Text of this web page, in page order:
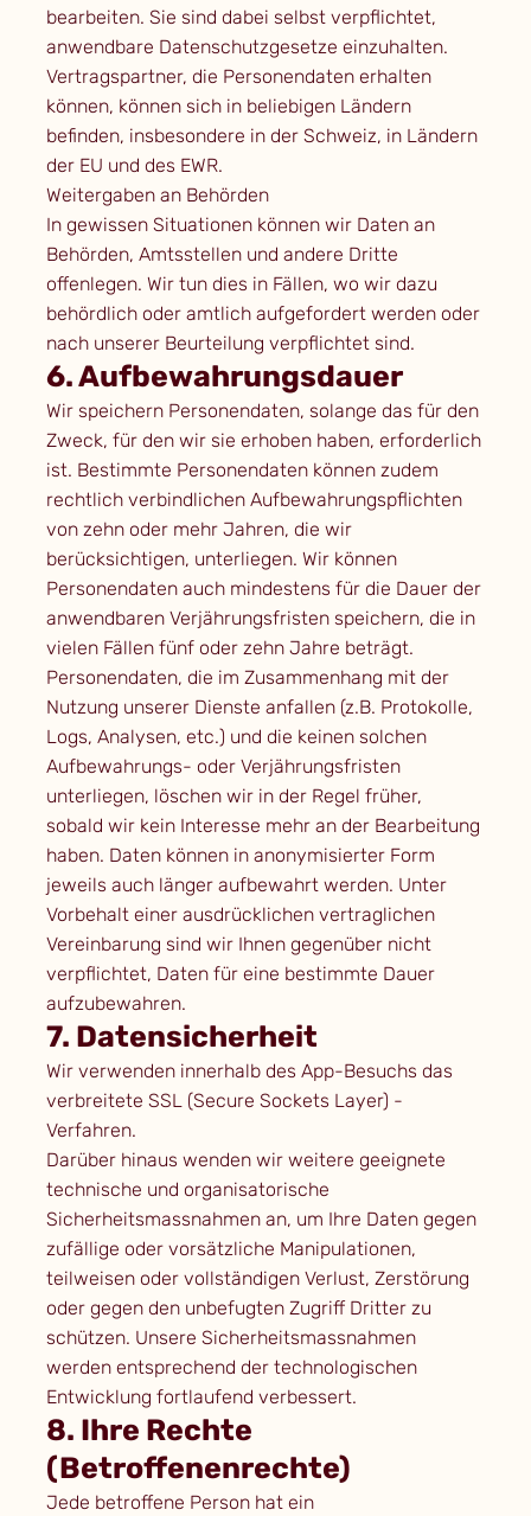
bearbeiten. Sie sind dabei selbst verpflichtet,
anwendbare Datenschutzgesetze einzuhalten.
Vertragspartner, die Personendaten erhalten
können, können sich in beliebigen Ländern
befinden, insbesondere in der Schweiz, in Ländern
der EU und des EWR.
Weitergaben an Behörden
In gewissen Situationen können wir Daten an
Behörden, Amtsstellen und andere Dritte
offenlegen. Wir tun dies in Fällen, wo wir dazu
behördlich oder amtlich aufgefordert werden oder
nach unserer Beurteilung verpflichtet sind.
6. Aufbewahrungsdauer
Wir speichern Personendaten, solange das für den
Zweck, für den wir sie erhoben haben, erforderlich
ist. Bestimmte Personendaten können zudem
rechtlich verbindlichen Aufbewahrungspflichten
von zehn oder mehr Jahren, die wir
berücksichtigen, unterliegen. Wir können
Personendaten auch mindestens für die Dauer der
anwendbaren Verjährungsfristen speichern, die in
vielen Fällen fünf oder zehn Jahre beträgt.
Personendaten, die im Zusammenhang mit der
Nutzung unserer Dienste anfallen (z.B. Protokolle,
Logs, Analysen, etc.) und die keinen solchen
Aufbewahrungs- oder Verjährungsfristen
unterliegen, löschen wir in der Regel früher,
sobald wir kein Interesse mehr an der Bearbeitung
haben. Daten können in anonymisierter Form
jeweils auch länger aufbewahrt werden. Unter
Vorbehalt einer ausdrücklichen vertraglichen
Vereinbarung sind wir Ihnen gegenüber nicht
verpflichtet, Daten für eine bestimmte Dauer
aufzubewahren.
7. Datensicherheit
Wir verwenden innerhalb des App-Besuchs das
verbreitete SSL (Secure Sockets Layer) -
Verfahren.
Darüber hinaus wenden wir weitere geeignete
technische und organisatorische
Sicherheitsmassnahmen an, um Ihre Daten gegen
zufällige oder vorsätzliche Manipulationen,
teilweisen oder vollständigen Verlust, Zerstörung
oder gegen den unbefugten Zugriff Dritter zu
schützen. Unsere Sicherheitsmassnahmen
werden entsprechend der technologischen
Entwicklung fortlaufend verbessert.
8. Ihre Rechte
(Betroffenenrechte)
Jede betroffene Person hat ein